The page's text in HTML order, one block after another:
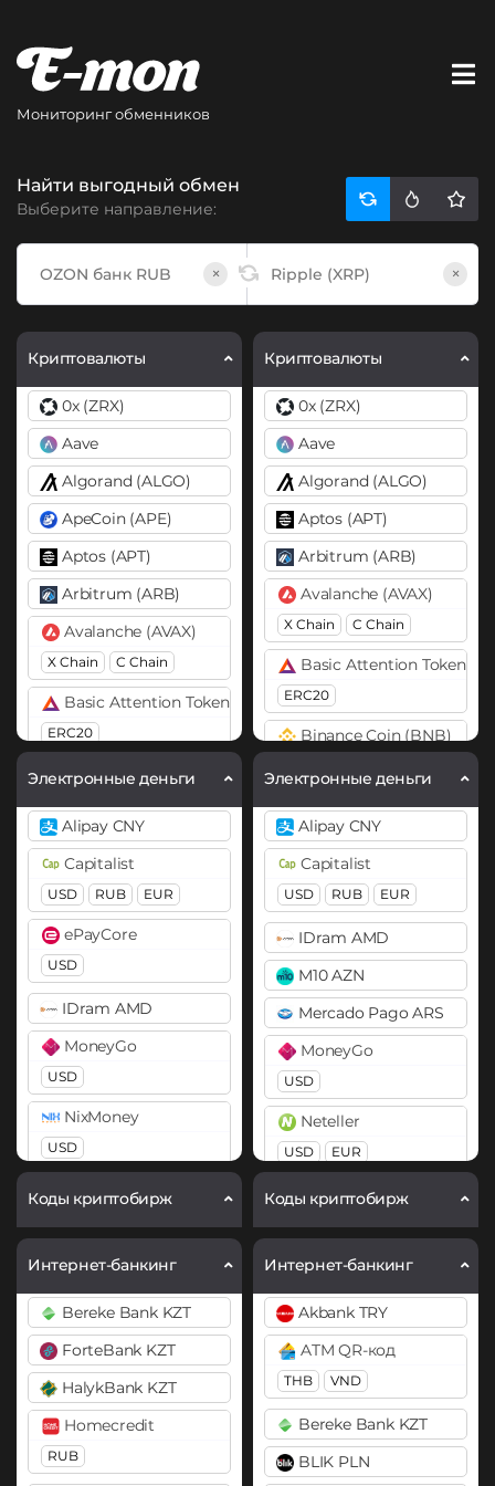
Мониторинг обменников
Найти выгодный обмен
Выберите направление:
× ×
Криптовалюты
0x (ZRX)
Aave
Algorand (ALGO)
ApeCoin (APE)
Aptos (APT)
Arbitrum (ARB)
Avalanche (AVAX)
X Chain C Chain
Basic Attention Token (BAT)
ERC20
Binance Coin (BNB)
BEP20 BEP2
Bitcoin (BTC)
BTC BEP20
ARB
AVAXC
Bitcoin Cash (BCH)
Bitcoin SV (BSV)
BitTorrent (BTT)
Cardano (ADA)
Chainlink (LINK)
BEP20 ERC20
Compound (COMP)
Cosmos (ATOM)
Cronos (CRO)
ERC20
DASH
Decentraland (MANA)
Dogecoin (DOGE)
DOGE
Электронные деньги
Alipay CNY
Capitalist
USD RUB EUR
ePayCore
USD
IDram AMD
MoneyGo
USD
NixMoney
USD
Payoneer
PayPal
USD EUR
Skrill
USD
Volet (AdvCash)
Коды криптобирж
Интернет-банкинг
Bereke Bank KZT
ForteBank KZT
HalykBank KZT
Homecredit
RUB
Криптовалюты
0x (ZRX)
Aave
Algorand (ALGO)
Aptos (APT)
Arbitrum (ARB)
Avalanche (AVAX)
X Chain C Chain
Basic Attention Token
ERC20
Binance Coin (BNB)
Bitcoin (BTC)
BTC BEP20
OP
ARB
AVAXC
Bitcoin Cash (BCH)
Bitcoin SV (BSV)
BitTorrent (BTT)
Cardano (ADA)
Chainlink (LINK)
ERC20
Cosmos (ATOM)
DAI
ERC20
DASH
Decentraland (MANA)
Dogecoin (DOGE)
DOGE
Polkadot (DOT)
DOT
EOS
Электронные деньги
Alipay CNY
Capitalist
USD RUB EUR
IDram AMD
M10 AZN
Mercado Pago ARS
MoneyGo
USD
Neteller
USD EUR
Payoneer
PayPal
USD EUR GBP AUD
PaySera
USD
Paytm INR
Pix BRL
Коды криптобирж
Интернет-банкинг
Akbank TRY
ATM QR-код
THB VND
Bereke Bank KZT
BLIK PLN